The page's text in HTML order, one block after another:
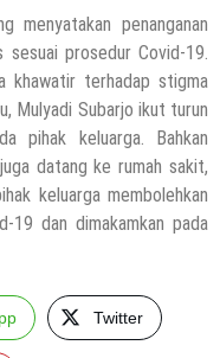
menyatakan penanganan
sesuai prosedur Covid-19.
khawatir terhadap stigma
Mulyadi Subarjo ikut turun
pihak keluarga. Bahkan
datang ke rumah sakit,
keluarga membolehkan
19 dan dimakamkan pada
Twitter